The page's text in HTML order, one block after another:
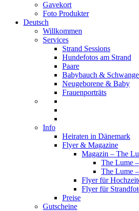
Gavekort
Foto Produkter
Deutsch
Willkommen
Services
Strand Sessions
Hundefotos am Strand
Paare
Babybauch &
Neugeborene & Baby
Frauenporträts
Info
Heiraten in Dänemark
Flyer & Magazine
Magazin – The
The Lume
The Lume
Flyer für
Flyer für
Preise
Gutscheine